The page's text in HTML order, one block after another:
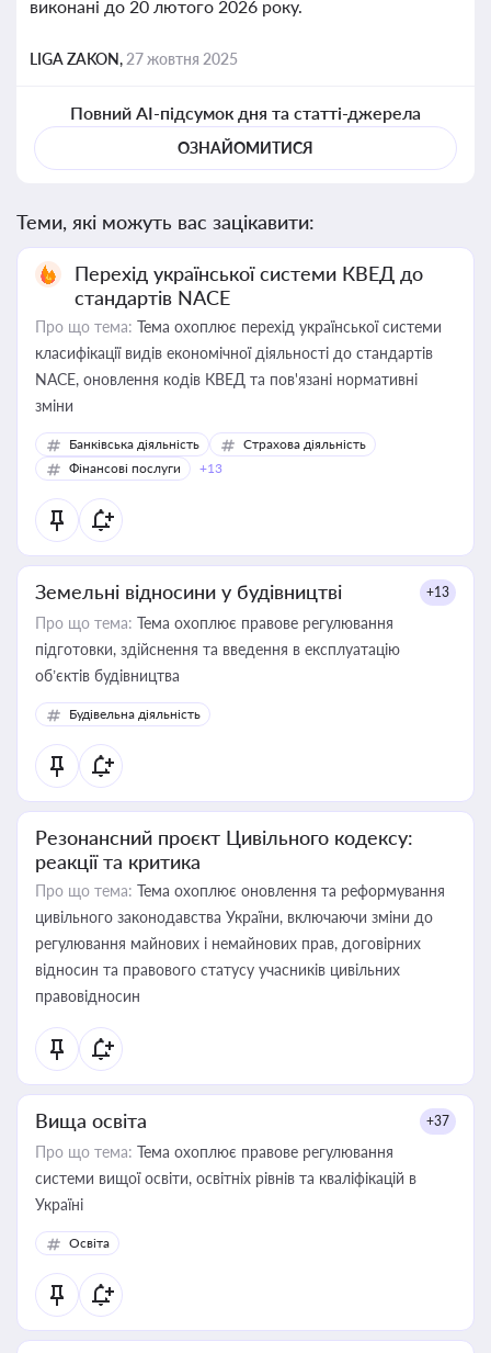
виконані до 20 лютого 2026 року.
LIGA ZAKON, 27 жовтня 2025
Повний AI-підсумок дня та статті-джерела
ОЗНАЙОМИТИСЯ
Теми, які можуть вас зацікавити:
Перехід української системи КВЕД до
стандартів NACE
Про що тема: Тема охоплює перехід української системи
класифікації видів економічної діяльності до стандартів
NACE, оновлення кодів КВЕД та пов'язані нормативні
зміни
Банківська діяльність
Страхова діяльність
Фінансові послуги
+13
Земельні відносини у будівництві +13
Про що тема: Тема охоплює правове регулювання
підготовки, здійснення та введення в експлуатацію
об’єктів будівництва
Будівельна діяльність
Резонансний проєкт Цивільного кодексу:
реакції та критика
Про що тема: Тема охоплює оновлення та реформування
цивільного законодавства України, включаючи зміни до
регулювання майнових і немайнових прав, договірних
відносин та правового статусу учасників цивільних
правовідносин
Вища освіта +37
Про що тема: Тема охоплює правове регулювання
системи вищої освіти, освітніх рівнів та кваліфікацій в
Україні
Освіта